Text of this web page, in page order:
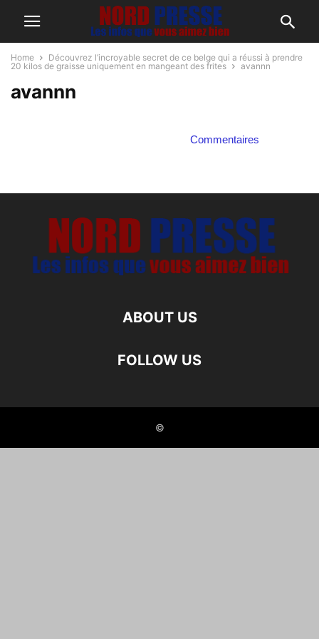
Home
Découvrez l’incroyable secret de ce belge qui a réussi à prendre
20 kilos de graisse uniquement en mangeant des frites
avannn
avannn
Commentaires
ABOUT US
FOLLOW US
©